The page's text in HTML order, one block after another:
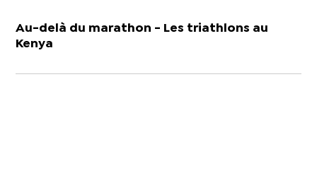
Au-delà du marathon - Les triathlons au
Kenya